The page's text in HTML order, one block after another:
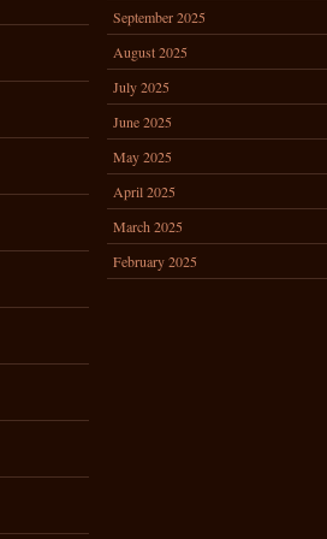
September 2025
August 2025
July 2025
June 2025
May 2025
April 2025
March 2025
February 2025